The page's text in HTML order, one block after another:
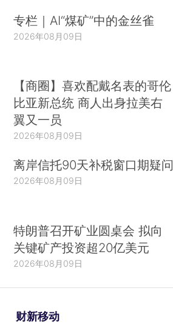
专栏｜AI“煤矿”中的金丝雀
2026年08月09日
【商圈】喜欢配戴名表的哥伦
比亚新总统 商人出身拉美右
翼又一员
2026年08月09日
离岸信托90天补税窗口期疑问
2026年08月09日
特朗普召开矿业圆桌会 拟向
关键矿产投资超20亿美元
2026年08月09日
财新移动